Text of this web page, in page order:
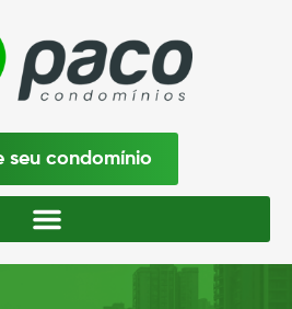
seu condomínio